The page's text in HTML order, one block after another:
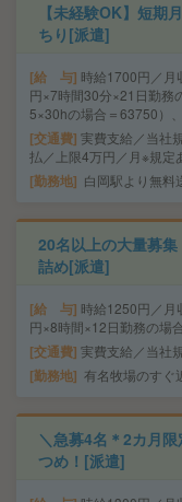
【未経験OK】短期
ちり[派遣]
給 与 時給1700円／
円×7時間30分×21日勤務
5×30hの場合＝63750）
交通費 実費支給／当社
払／上限4万円／月※規定
勤務地 白岡駅より無料
20名以上の大量募
詰め[派遣]
給 与 時給1250円／
円×8時間×12日勤務の場
交通費 実費支給／当社
勤務地 有名牧場のすぐ
＼急募4名＊2カ月
つめ！[派遣]